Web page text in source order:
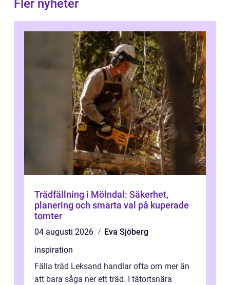
Fler nyheter
Trädfällning i Mölndal: Säkerhet,
planering och smarta val på kuperade
tomter
04 augusti 2026
Eva Sjöberg
inspiration
Fälla träd Leksand handlar ofta om mer än
att bara såga ner ett träd. I tätortsnära